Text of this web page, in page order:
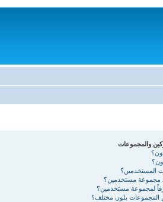
والمجموعات
المستخدمين؟
مجموعة مستخدمين؟
لمجموعة مستخدمين؟
المجموعات بلون مختلف؟